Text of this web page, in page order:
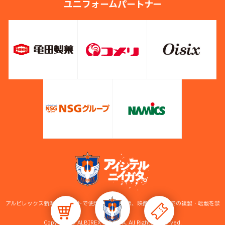
ユニフォームパートナー
アルビレックス新潟公式サイトで使用している画像、映像等の無断での複製・転載を禁
止します。
Copyright © ALBIREX NIIGATA. All Rights Reserved.